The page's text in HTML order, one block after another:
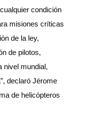
condición
misiones críticas
de la ley,
de pilotos,
nivel mundial,
declaró Jérome
de helicópteros